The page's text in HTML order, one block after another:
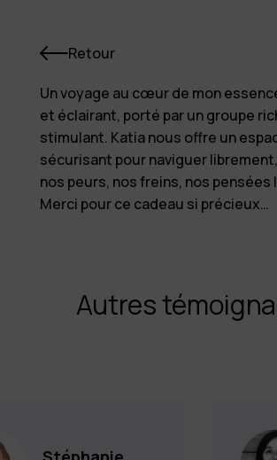
Retour
Un voyage au cœur de mon
et éclairant, porté par un groupe
stimulant. Katia nous offre un
sécurisant pour naviguer
nos peurs, nos freins, nos
Merci pour ce cadeau si précieux…
Autres